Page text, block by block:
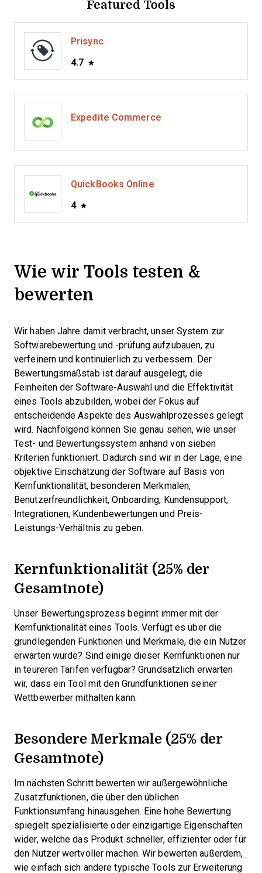
Featured Tools
Prisync
4.7
Expedite Commerce
QuickBooks Online
4
Wie wir Tools testen &
bewerten
Wir haben Jahre damit verbracht, unser System zur
Softwarebewertung und -prüfung aufzubauen, zu
verfeinern und kontinuierlich zu verbessern. Der
Bewertungsmaßstab ist darauf ausgelegt, die
Feinheiten der Software-Auswahl und die Effektivität
eines Tools abzubilden, wobei der Fokus auf
entscheidende Aspekte des Auswahlprozesses gelegt
wird. Nachfolgend können Sie genau sehen, wie unser
Test- und Bewertungssystem anhand von sieben
Kriterien funktioniert. Dadurch sind wir in der Lage, eine
objektive Einschätzung der Software auf Basis von
Kernfunktionalität, besonderen Merkmalen,
Benutzerfreundlichkeit, Onboarding, Kundensupport,
Integrationen, Kundenbewertungen und Preis-
Leistungs-Verhältnis zu geben.
Kernfunktionalität (25% der
Gesamtnote)
Unser Bewertungsprozess beginnt immer mit der
Kernfunktionalität eines Tools. Verfügt es über die
grundlegenden Funktionen und Merkmale, die ein Nutzer
erwarten würde? Sind einige dieser Kernfunktionen nur
in teureren Tarifen verfügbar? Grundsätzlich erwarten
wir, dass ein Tool mit den Grundfunktionen seiner
Wettbewerber mithalten kann.
Besondere Merkmale (25% der
Gesamtnote)
Im nächsten Schritt bewerten wir außergewöhnliche
Zusatzfunktionen, die über den üblichen
Funktionsumfang hinausgehen. Eine hohe Bewertung
spiegelt spezialisierte oder einzigartige Eigenschaften
wider, welche das Produkt schneller, effizienter oder für
den Nutzer wertvoller machen. Wir bewerten außerdem,
wie einfach sich andere typische Tools zur Erweiterung